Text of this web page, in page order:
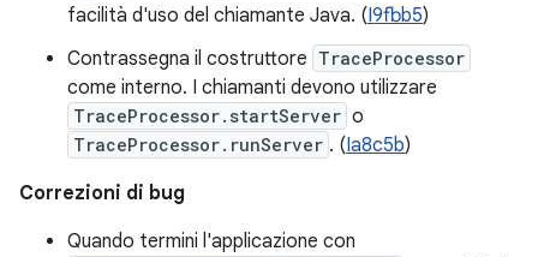
facilità d'uso del chiamante Java. (I9fbb5)
Contrassegna il costruttore TraceProcessor
come interno. I chiamanti devono utilizzare
TraceProcessor.startServer o
TraceProcessor.runServer . (Ia8c5b)
Correzioni di bug
Quando termini l'applicazione con